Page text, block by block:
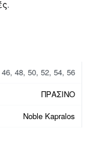
.
48, 50, 52, 54, 56
ΠΡΑΣΙΝΟ
Noble Kapralos